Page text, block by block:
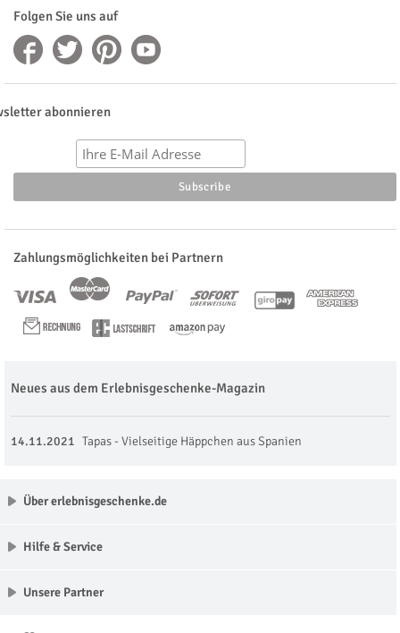
Folgen Sie uns auf
abonnieren
Zahlungsmöglichkeiten bei Partnern
Neues aus dem Erlebnisgeschenke-Magazin
14.11.2021 Tapas - Vielseitige Häppchen aus Spanien
Über erlebnisgeschenke.de
Hilfe & Service
Unsere Partner